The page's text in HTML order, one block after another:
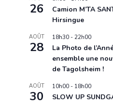
26
Camion M’TA
Hirsingue
AOÛT
28
18h30 -22h00
La Photo de
ensemble une
de Tagolsheim !
AOÛT
30
10h00 - 18h00
SLOW UP